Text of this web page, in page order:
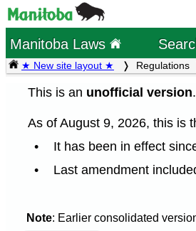
Manitoba Laws
★ New site layout ★ Regulations
This is an unofficial version
As of August 9, 2026, this is
It has been in effect
Last amendment
Note: Earlier consolidated